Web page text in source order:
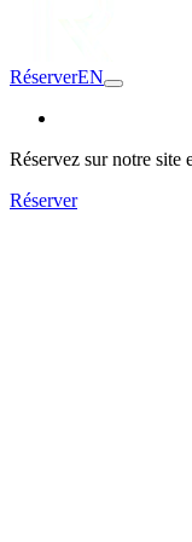
RéserverEN
Réservez sur notre site
Réserver